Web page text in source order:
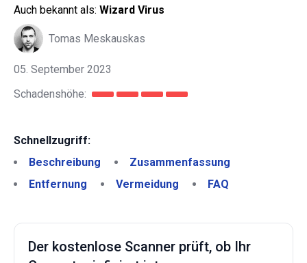
Auch bekannt als: Wizard Virus
Tomas Meskauskas
05. September 2023
Schadenshöhe:
Schnellzugriff:
Beschreibung
Zusammenfassung
Entfernung
Vermeidung FAQ
Der kostenlose Scanner prüft, ob Ihr